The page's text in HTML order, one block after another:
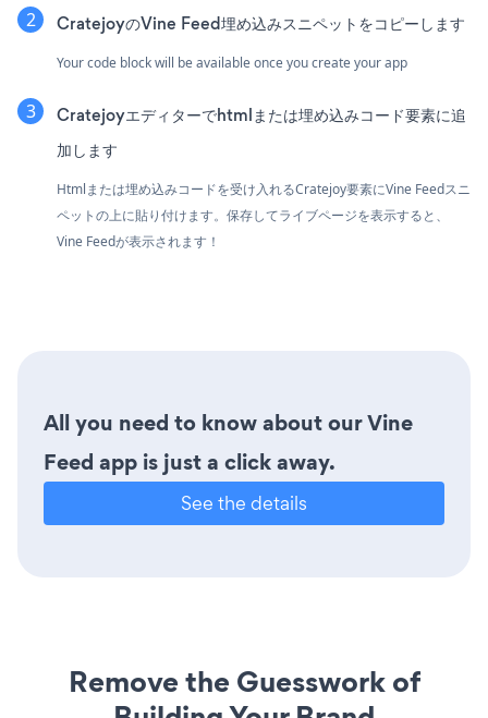
CratejoyのVine Feed埋め込みスニペットをコピーします
Your code block will be available once you create your app
Cratejoyエディターでhtmlまたは埋め込みコード要素に追
加します
Htmlまたは埋め込みコードを受け入れるCratejoy要素にVine Feedスニ
ペットの上に貼り付けます。保存してライブページを表示すると、
Vine Feedが表示されます！
All you need to know about our Vine
Feed app is just a click away.
See the details
Remove the Guesswork of